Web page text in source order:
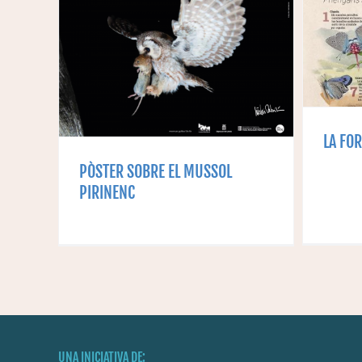
PÒSTER SOBRE EL MUSSOL
PIRINENC
LA FORMIGUERA
GRAN
LA
UNA INICIATIVA DE: